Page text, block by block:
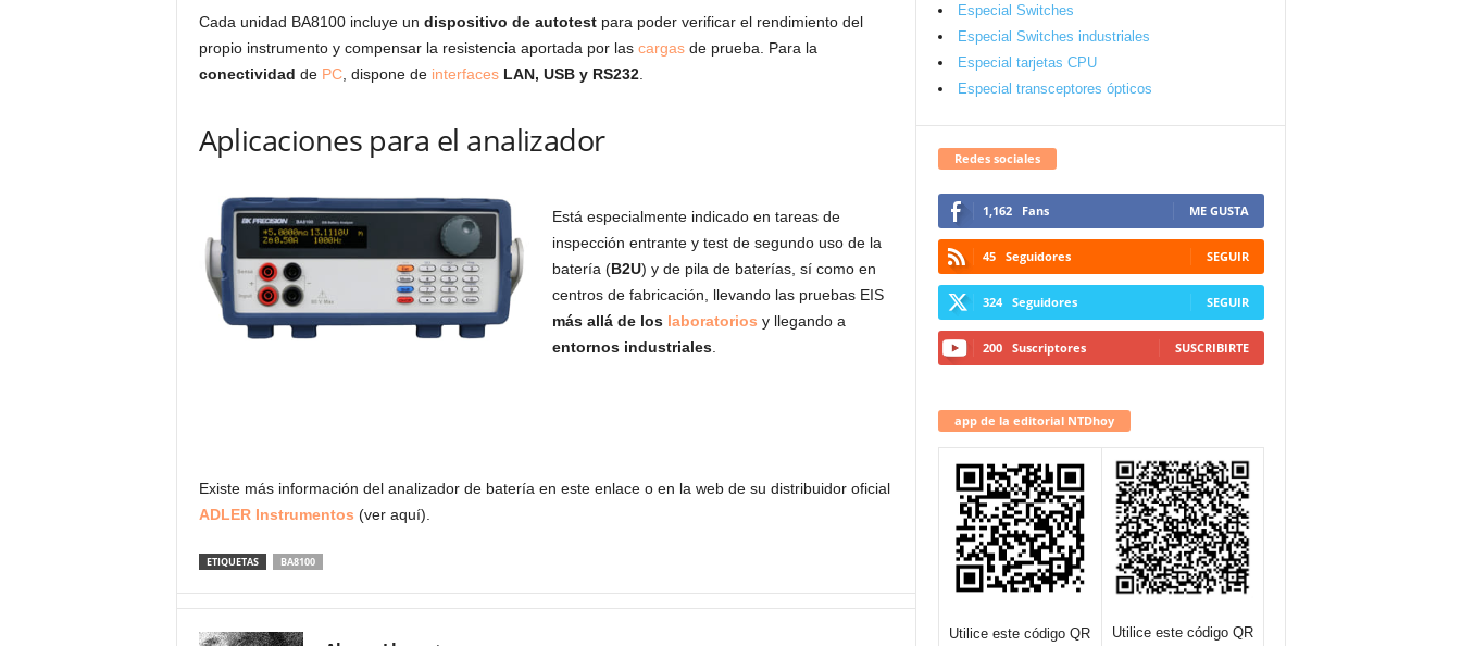
Cada unidad BA8100 incluye un dispositivo de autotestpara poder verificar el rendimiento del
propio instrumento y compensar la resistencia aportada por las cargasde prueba. Para la
conectividad de PC, dispone de interfaces LAN, USB y RS232.
Aplicaciones para el analizador
Está especialmente indicado en tareas de
inspección entrante y test de segundo uso de la
batería (B2U) y de pila de baterías, sí como en
centros de fabricación, llevando las pruebas EIS
más allá de los laboratorios y llegando a
entornos industriales.
Existe más información del analizador de batería en este enlace o en la web de su distribuidor oficial
ADLER Instrumentos (ver aquí).
ETIQUETAS BA8100
Especial Switches
Especial Switches industriales
Especial tarjetas CPU
Especial transceptores ópticos
Redes sociales
1,162 Fans ME GUSTA
45 Seguidores SEGUIR
324 Seguidores SEGUIR
200 Suscriptores SUSCRIBIRTE
app de la editorial NTDhoy
Utilice este código QR
Utilice este código QR